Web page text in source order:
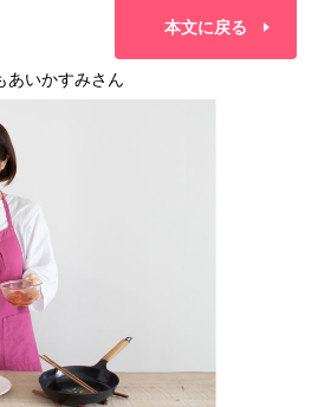
本文に戻る
あいかすみさん